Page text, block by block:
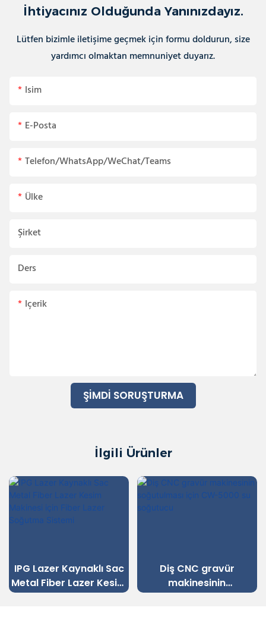
İhtiyacınız Olduğunda Yanınızdayız.
Lütfen bizimle iletişime geçmek için formu doldurun, size
yardımcı olmaktan memnuniyet duyarız.
Isim
E-Posta
Telefon/WhatsApp/WeChat/Teams
Ülke
Şirket
Ders
Içerik
ŞIMDI SORUŞTURMA
İlgili Ürünler
IPG Lazer Kaynaklı Sac
Metal Fiber Lazer Kesim
Makinesi için Fiber Lazer
Diş CNC gravür
makinesinin
soğutulması için CW-